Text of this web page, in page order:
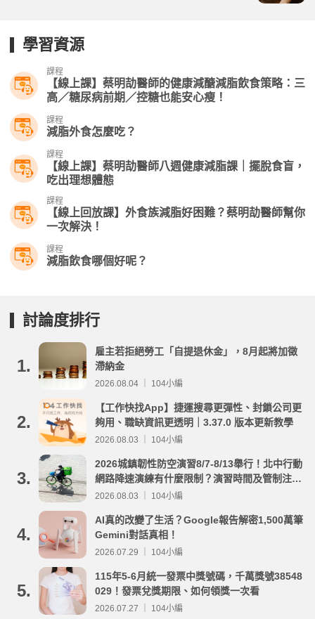
學習資源
課程
【線上課】蔡明劼醫師的健康減醣減脂飲食策略：三
高／糖尿病前期／控糖也能安心瘦！
課程
減脂外食怎麼吃？
課程
【線上課】蔡明劼醫師八週健康減脂課｜擺脫食盲，
吃出理想體態
課程
【線上回放課】外食族減脂好困難？蔡明劼醫師幫你
一次解決！
課程
減脂飲食哪個好呢？
討論度排行
1.
雇主若拒絕勞工「自提退休金」，8月起將加徵
滯納金
2026.08.04 ｜ 104小編
2.
【工作快找App】捷運搜尋更彈性、封鎖公司更
夠用、職缺資訊更透明｜3.37.0 版本更新教學
2026.08.03 ｜ 104小編
3.
2026城鎮韌性防空演習8/7-8/13舉行！北中行動
網路降速演練有什麼限制？演習時間及管制注意
事項整理
2026.08.03 ｜ 104小編
4.
AI真的改變了生活？Google報告解密1,500萬筆
Gemini對話真相！
2026.07.29 ｜ 104小編
5.
115年5-6月統一發票中獎號碼，千萬獎號38548
029！發票兌獎期限、如何領獎一次看
2026.07.27 ｜ 104小編